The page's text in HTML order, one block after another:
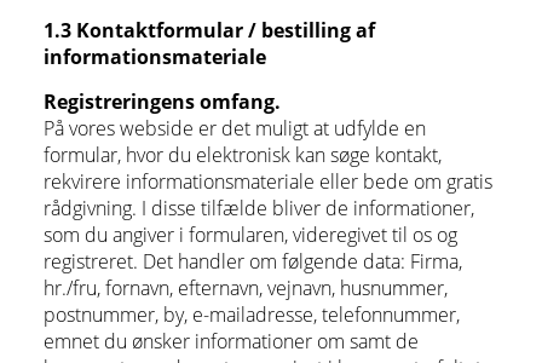
1.3 Kontaktformular / bestilling af
informationsmateriale
Registreringens omfang.
På vores webside er det muligt at udfylde en
formular, hvor du elektronisk kan søge kontakt,
rekvirere informationsmateriale eller bede om gratis
rådgivning. I disse tilfælde bliver de informationer,
som du angiver i formularen, videregivet til os og
registreret. Det handler om følgende data: Firma,
hr./fru, fornavn, efternavn, vejnavn, husnummer,
postnummer, by, e-mailadresse, telefonnummer,
emnet du ønsker informationer om samt de